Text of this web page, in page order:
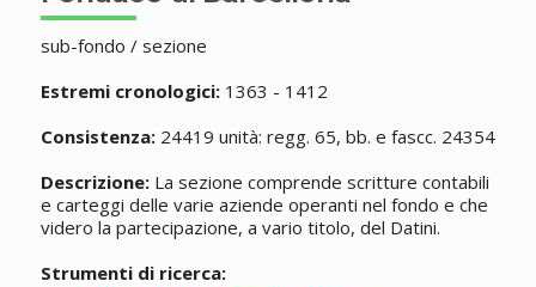
sub-fondo / sezione
Estremi cronologici:1363 - 1412
Consistenza:24419 unità: regg. 65, bb. e fascc. 24354
Descrizione:La sezione comprende scritture contabili
e carteggi delle varie aziende operanti nel fondo e che
videro la partecipazione, a vario titolo, del Datini.
Strumenti di ricerca: